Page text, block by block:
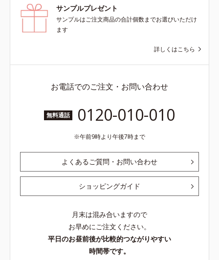
サンプルプレゼント
サンプルはご注文商品の合計個数までお選びいただけ
ます
詳しくはこちら
お電話でのご注文・お問い合わせ
無料通話 0120-010-010
午前9時より午後7時まで
よくあるご質問・お問い合わせ
ショッピングガイド
月末は混み合いますので
お早めにご注文ください。
平日のお昼前後が比較的つながりやすい
時間帯です。